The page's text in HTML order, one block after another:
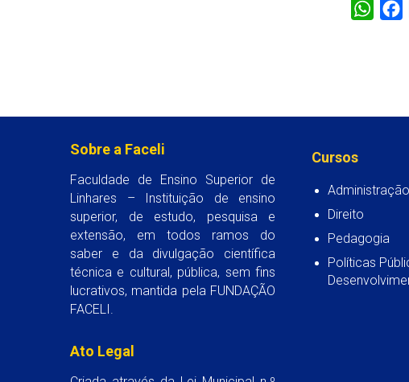
W
A
Sobre a Faceli
Faculdade de Ensino Superior de
Linhares – Instituição de ensino
superior, de estudo, pesquisa e
extensão, em todos ramos do
saber e da divulgação científica
técnica e cultural, pública, sem fins
lucrativos, mantida pela FUNDAÇÃO
FACELI.
Ato Legal
Cursos
Administração
Direito
Pedagogia
Políticas